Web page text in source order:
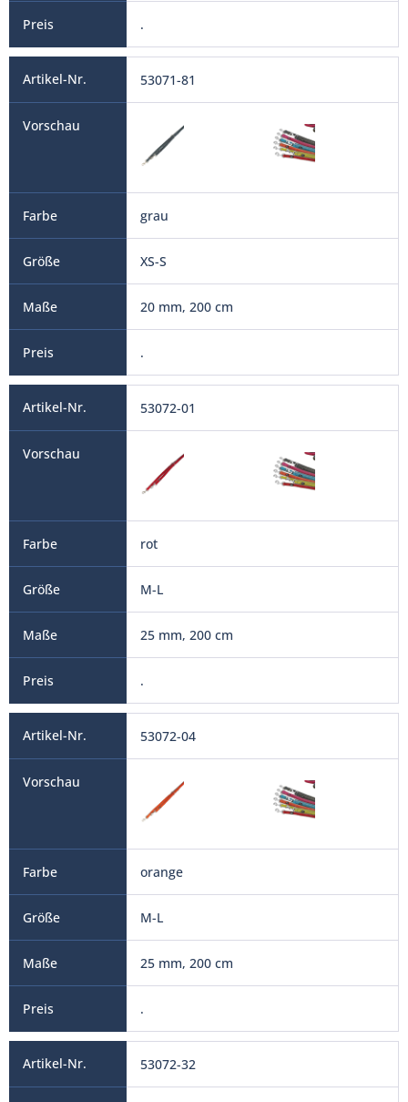
.
53071-81
grau
XS-S
20 mm, 200 cm
.
53072-01
rot
M-L
25 mm, 200 cm
.
53072-04
orange
M-L
25 mm, 200 cm
.
53072-32